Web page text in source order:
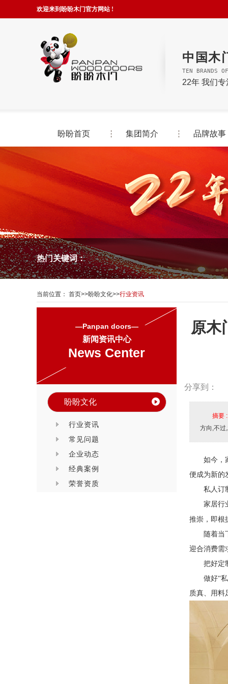
欢迎来到盼盼木门官方网站 !
中国木
TEN BRANDS
22年 我们
盼盼首页 集团简介 品牌故事
热门关键词：
当前位置： 首页>>盼盼文化>>行业资讯
—Panpan doors—
新闻资讯中心
News Center
盼盼文化
行业资讯
常见问题
企业动态
经典案例
荣誉资质
原木
分享到：
摘要
方向,不过
如今，
便成为新的
私人订
家居行
推崇，即根
随着当
迎合消费需
把好定
做好“
质真、用料